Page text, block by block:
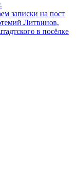
записки на пост
Литвинов,
в посёлке